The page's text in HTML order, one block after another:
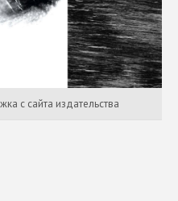
с сайта издательства